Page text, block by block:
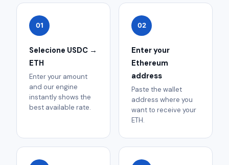
01
Selecione USDC →
ETH
Enter your amount
and our engine
instantly shows the
best available rate.
02
Enter your
Ethereum
address
Paste the wallet
address where you
want to receive your
ETH.